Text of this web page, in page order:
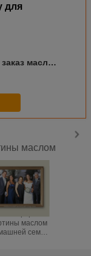
для
масла
маслом
маслом
семьи